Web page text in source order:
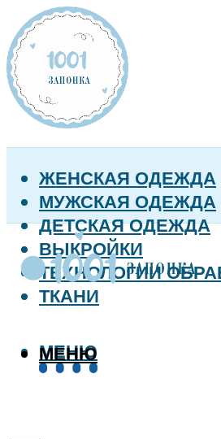
ЖЕНСКАЯ ОДЕЖДА
МУЖСКАЯ ОДЕЖДА
ДЕТСКАЯ ОДЕЖДА
ВЫКРОЙКИ
ТЕХНОЛОГИИ
ТКАНИ
МЕНЮ
МЕНЮ